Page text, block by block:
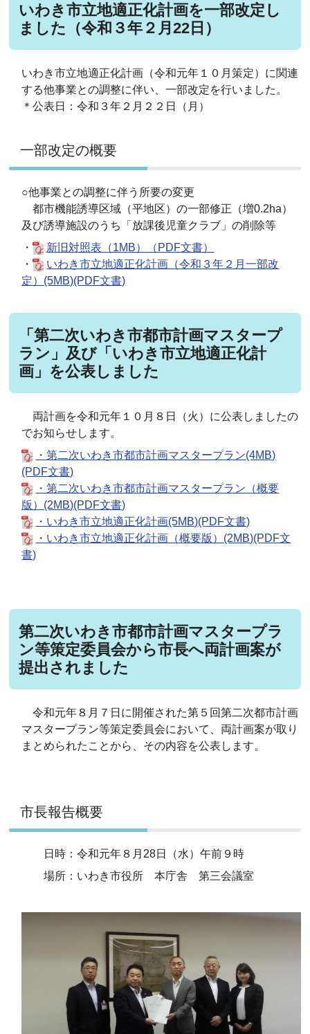
いわき市立地適正化計画を一部改定し
ました（令和３年２月22日）
いわき市立地適正化計画（令和元年１０月策定）に関連
する他事業との調整に伴い、一部改定を行いました。
＊公表日：令和３年２月２２日（月）
一部改定の概要
○他事業との調整に伴う所要の変更
都市機能誘導区域（平地区）の一部修正（増0.2ha）
及び誘導施設のうち「放課後児童クラブ」の削除等
・
新旧対照表（1MB）（PDF文書）
・
いわき市立地適正化計画（令和３年２月一部改
定）(5MB)(PDF文書)
「第二次いわき市都市計画マスタープ
ラン」及び「いわき市立地適正化計
画」を公表しました
両計画を令和元年１０月８日（火）に公表しましたの
でお知らせします。
・第二次いわき市都市計画マスタープラン(4MB)
(PDF文書)
・第二次いわき市都市計画マスタープラン（概要
版）(2MB)(PDF文書)
・いわき市立地適正化計画(5MB)(PDF文書)
・いわき市立地適正化計画（概要版）(2MB)(PDF文
書)
第二次いわき市都市計画マスタープラ
ン等策定委員会から市長へ両計画案が
提出されました
令和元年８月７日に開催された第５回第二次都市計画
マスタープラン等策定委員会において、両計画案が取り
まとめられたことから、その内容を公表します。
市長報告概要
日時：令和元年８月28日（水）午前９時
場所：いわき市役所 本庁舎 第三会議室